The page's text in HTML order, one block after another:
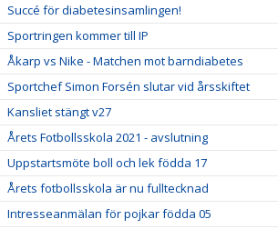
Succé för diabetesinsamlingen!
Sportringen kommer till IP
Åkarp vs Nike - Matchen mot barndiabetes
Sportchef Simon Forsén slutar vid årsskiftet
Kansliet stängt v27
Årets Fotbollsskola 2021 - avslutning
Uppstartsmöte boll och lek födda 17
Årets fotbollsskola är nu fulltecknad
Intresseanmälan för pojkar födda 05